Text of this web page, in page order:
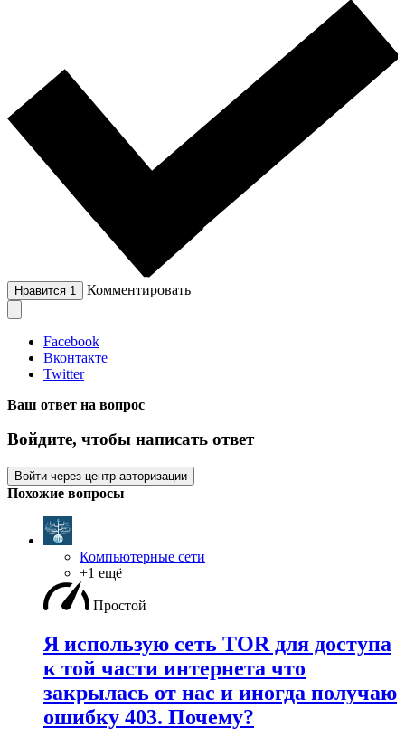
Нравится 1 Комментировать
Facebook
Вконтакте
Twitter
Ваш ответ на вопрос
Войдите, чтобы написать ответ
Войти через центр авторизации
Похожие вопросы
Компьютерные сети
+1 ещё
Простой
Я использую сеть TOR для доступа
к той части интернета что
закрылась от нас и иногда получаю
ошибку 403. Почему?